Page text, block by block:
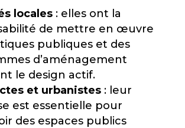
locales: elles ont la
de mettre en œuvre
publiques et des
d’aménagement
le design actif.
et urbanistes: leur
est essentielle pour
des espaces publics